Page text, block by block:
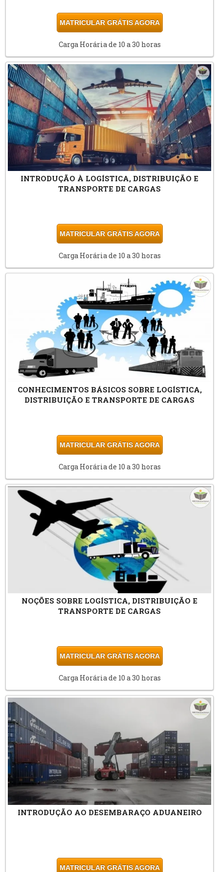
MATRICULAR GRÁTIS AGORA
Carga Horária de 10 a 30 horas
INTRODUÇÃO À LOGÍSTICA, DISTRIBUIÇÃO E
TRANSPORTE DE CARGAS
MATRICULAR GRÁTIS AGORA
Carga Horária de 10 a 30 horas
CONHECIMENTOS BÁSICOS SOBRE LOGÍSTICA,
DISTRIBUIÇÃO E TRANSPORTE DE CARGAS
MATRICULAR GRÁTIS AGORA
Carga Horária de 10 a 30 horas
NOÇÕES SOBRE LOGÍSTICA, DISTRIBUIÇÃO E
TRANSPORTE DE CARGAS
MATRICULAR GRÁTIS AGORA
Carga Horária de 10 a 30 horas
INTRODUÇÃO AO DESEMBARAÇO ADUANEIRO
MATRICULAR GRÁTIS AGORA